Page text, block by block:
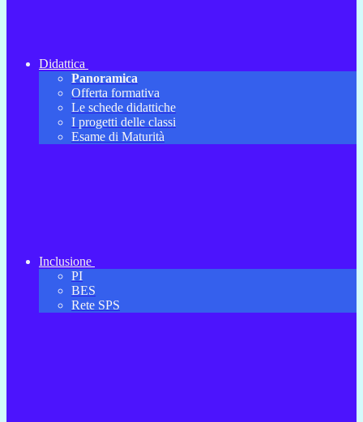
Didattica
Panoramica
Offerta formativa
Le schede didattiche
I progetti delle classi
Esame di Maturità
Inclusione
PI
BES
Rete SPS